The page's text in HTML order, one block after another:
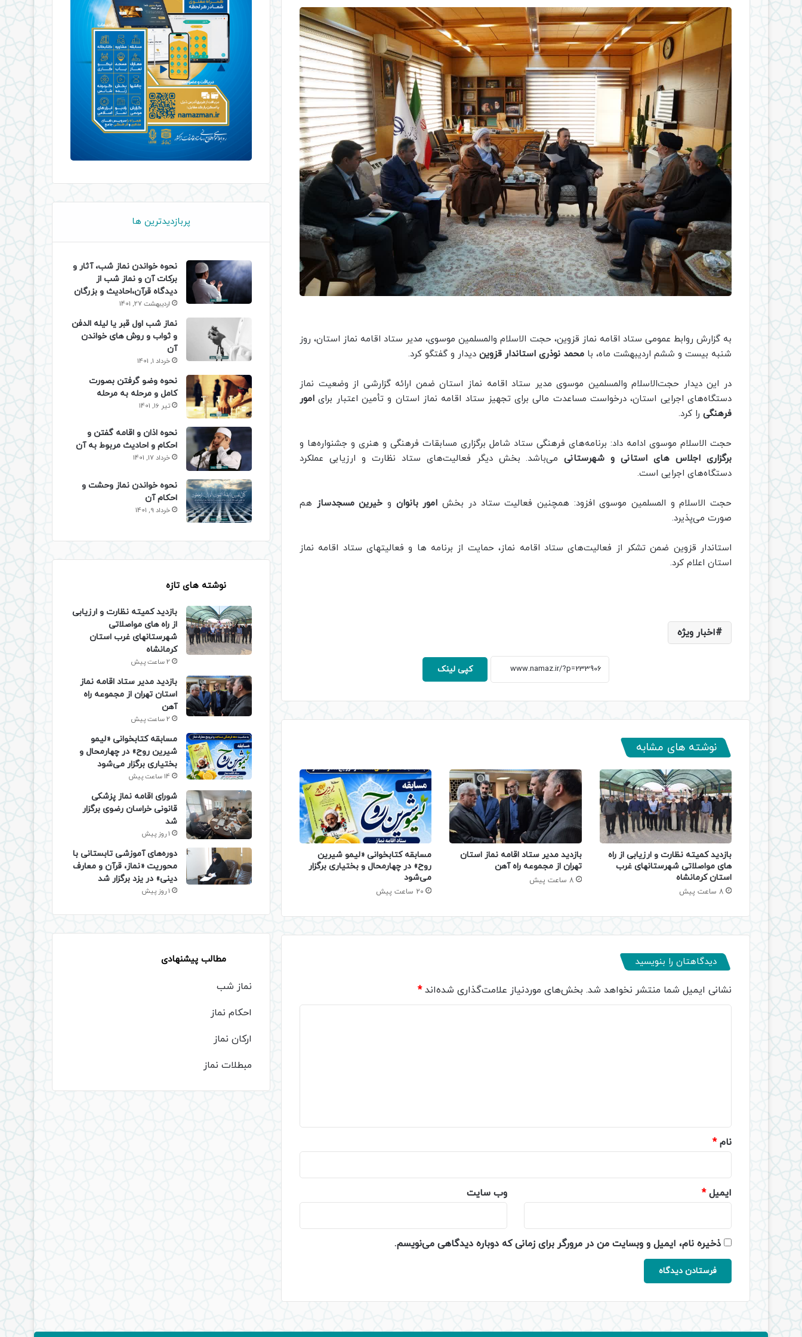
به گزارش روابط عمومی ستاد اقامه نماز قزوین، حجت الاسلام والمسلمین موسوی، مدیر ستاد اقامه نماز استان، روز
شنبه بیست و ششم اردیبهشت ماه، با محمد نوذری استاندار قزوین دیدار و گفتگو کرد.
در این دیدار حجت‌الاسلام والمسلمین موسوی مدیر ستاد اقامه نماز استان ضمن ارائه گزارشی از وضعیت نماز
دستگاه‌های اجرایی استان، درخواست مساعدت مالی برای تجهیز ستاد اقامه نماز استان و تأمین اعتبار برایامور
فرهنگی را کرد.
حجت الاسلام موسوی ادامه داد: برنامه‌های فرهنگی ستاد شامل برگزاری مسابقات فرهنگی و هنری و جشنواره‌ها و
برگزاری اجلاس های استانی و شهرستانیمی‌باشد. بخش دیگر فعالیت‌های ستاد نظارت و ارزیابی عملکرد
دستگاه‌های اجرایی است.
حجت الاسلام و المسلمین موسوی افزود: همچنین فعالیت ستاد در بخش امور بانوان و خیرین مسجدساز هم
صورت می‌پذیرد.
استاندار قزوین ضمن تشکر از فعالیت‌های ستاد اقامه نماز، حمایت از برنامه ها و فعالیتهای ستاد اقامه نماز
استان اعلام کرد.
اخبار ویژه
کپی لینک
نوشته های مشابه
بازدید کمیته نظارت و ارزیابی از راه
های مواصلاتی شهرستانهای غرب
استان کرمانشاه
8 ساعت پیش
بازدید مدیر ستاد اقامه نماز استان
تهران از مجموعه راه آهن
8 ساعت پیش
مسابقه کتابخوانی «لیمو شیرین
روح» در چهارمحال و بختیاری برگزار
می‌شود
20 ساعت پیش
دیدگاهتان را بنویسید
نشانی ایمیل شما منتشر نخواهد شد. بخش‌های موردنیاز علامت‌گذاری شده‌اند*
نام*
ایمیل* وب‌ سایت
ذخیره نام، ایمیل و وبسایت من در مرورگر برای زمانی که دوباره دیدگاهی می‌نویسم.
پربازدیدترین ها
نحوه خواندن نماز شب، آثار و
برکات آن و نماز شب از
دیدگاه قرآن،احادیث و بزرگان
اردیبهشت 27, 1401
نماز شب اول قبر یا لیله الدفن
و ثواب و روش های خواندن
آن
خرداد 1, 1401
نحوه وضو گرفتن بصورت
کامل و مرحله به مرحله
تیر 16, 1401
نحوه اذان و اقامه گفتن و
احکام و احادیث مربوط به آن
خرداد 17, 1401
نحوه خواندن نماز وحشت و
احکام آن
خرداد 9, 1401
نوشته های تازه
بازدید کمیته نظارت و ارزیابی
از راه های مواصلاتی
شهرستانهای غرب استان
کرمانشاه
2 ساعت پیش
بازدید مدیر ستاد اقامه نماز
استان تهران از مجموعه راه
آهن
2 ساعت پیش
مسابقه کتابخوانی «لیمو
شیرین روح» در چهارمحال و
بختیاری برگزار می‌شود
14 ساعت پیش
شورای اقامه نماز پزشکی
قانونی خراسان رضوی برگزار
شد
1 روز پیش
دوره‌های آموزشی تابستانی با
محوریت «نماز، قرآن و معارف
دینی» در یزد برگزار شد
1 روز پیش
مطالب پیشنهادی
نماز شب
احکام نماز
ارکان نماز
مبطلات نماز